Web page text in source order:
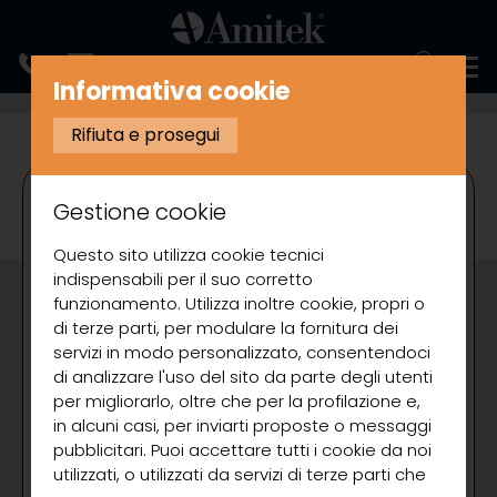
COTTURA FRIGGITRICI ELETTRICHE
Informativa cookie
Rifiuta e prosegui
Gestione cookie
Questo sito utilizza cookie tecnici
indispensabili per il suo corretto
funzionamento. Utilizza inoltre cookie, propri o
di terze parti, per modulare la fornitura dei
servizi in modo personalizzato, consentendoci
di analizzare l'uso del sito da parte degli utenti
per migliorarlo, oltre che per la profilazione e,
in alcuni casi, per inviarti proposte o messaggi
pubblicitari. Puoi accettare tutti i cookie da noi
utilizzati, o utilizzati da servizi di terze parti che